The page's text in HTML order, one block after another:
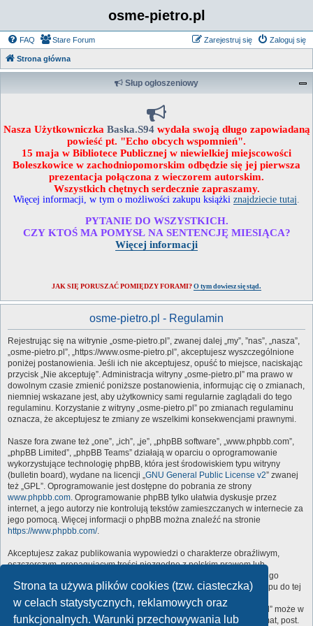
Strona ta używa plików cookies (tzw. ciasteczka)
w celach statystycznych, reklamowych oraz
funkcjonalnych. Warunki przechowywania lub
osme-pietro.pl
FAQ Zaloguj się
Zarejestruj się
Stare Forum
Strona główna
Słup ogłoszeniowy
Nasza Użytkowniczka Baska.S94 wydała swoją długo zapowiadaną
powieść pt. "Echo obcych wspomnień".
15 maja w Bibliotece Publicznej w niewielkiej miejscowości
Boleszkowice w zachodniopomorskim odbędzie się jej pierwsza
prezentacja połączona z wieczorem autorskim.
Wszystkich chętnych serdecznie zapraszamy.
Więcej informacji, w tym o możliwości zakupu książki znajdziecie tutaj
PYTANIE DO WSZYSTKICH.
CZY KTOŚ MA POMYSŁ NA SENTENCJĘ MIESIĄCA?
Więcej informacji
JAK SIĘ PORUSZAĆ POMIĘDZY FORAMI? O tym dowiesz się stąd.
osme-pietro.pl - Regulamin
Rejestrując się na witrynie „osme-pietro.pl”, zwanej dalej „my”, ”nas”, „nasza”,
„osme-pietro.pl”, „https://www.osme-pietro.pl”, akceptujesz wyszczególnione
poniżej postanowienia. Jeśli ich nie akceptujesz, opuść to miejsce, naciskając
przycisk „Nie akceptuję”. Administracja witryny „osme-pietro.pl” ma prawo w
dowolnym czasie zmienić poniższe postanowienia, informując cię o zmianach,
niemniej wskazane jest, aby użytkownicy sami regularnie zaglądali do tego
regulaminu. Korzystanie z witryny „osme-pietro.pl” po zmianach regulaminu
oznacza, że akceptujesz te zmiany ze wszelkimi konsekwencjami prawnymi.
Nasze fora zwane też „one”, „ich”, „je”, „phpBB software”, „www.phpbb.com”,
„phpBB Limited”, „phpBB Teams” działają w oparciu o oprogramowanie
wykorzystujące technologię phpBB, która jest środowiskiem typu witryny
(bulletin board), wydane na licencji „GNU General Public License v2” zwanej
też „GPL”. Oprogramowanie jest dostępne do pobrania ze strony
www.phpbb.com. Oprogramowanie phpBB tylko ułatwia dyskusje przez
internet, a jego autorzy nie kontrolują tekstów zamieszczanych w internecie za
jego pomocą. Więcej informacji o phpBB można znaleźć na stronie
https://www.phpbb.com/.
Akceptujesz zakaz publikowania wypowiedzi o charakterze obraźliwym,
oszczerczym, propagującym treści niezgodne z polskim prawem lub
naruszającym cudze prawa autorskie i dobra osobiste. Naruszenie tego
zakazu może skutkować dla ciebie całkowitym zablokowaniem dostępu do tej
witryny, a twój dostawca internetu zostanie powiadomiony o twoim
niewłaściwym zachowaniu. Wyrażasz zgodę na to, że „osme-pietro.pl” może w
każdej chwili usunąć, zmienić, przenieść lub zamknąć każdy twój temat, post.